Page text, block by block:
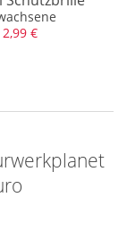
2,99 €